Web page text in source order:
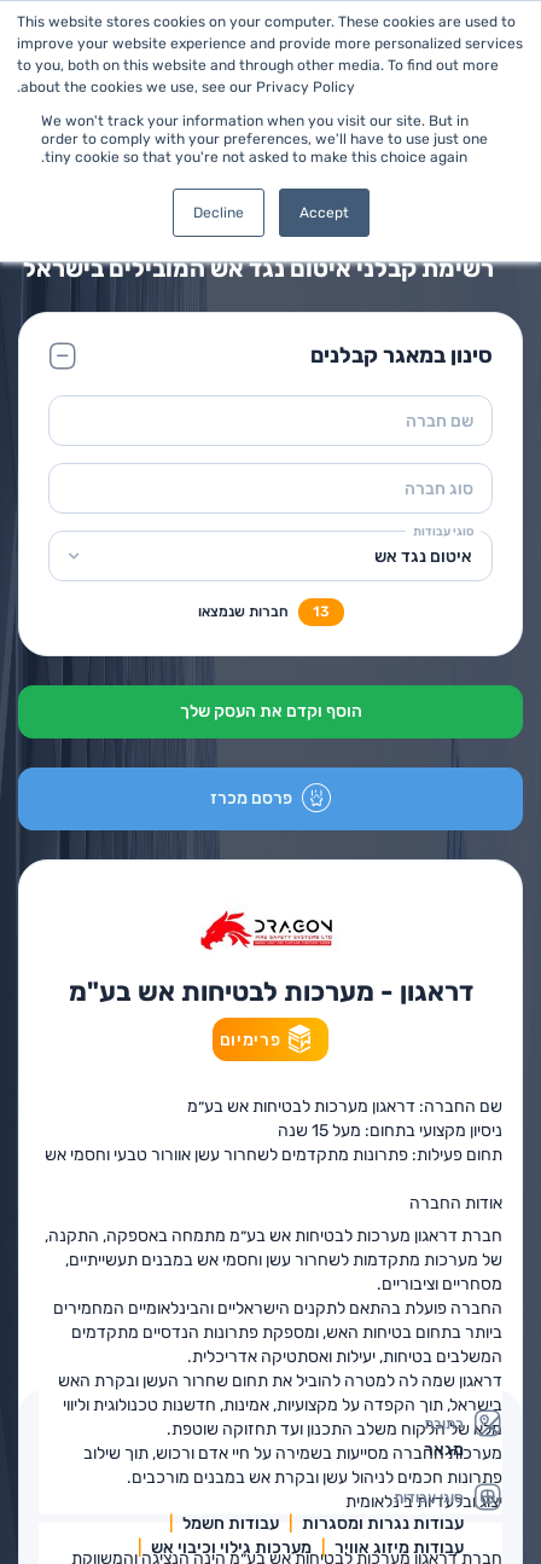
This website stores cookies on your computer. These cookies are used to
improve your website experience and provide more personalized services
to you, both on this website and through other media. To find out more
about the cookies we use, see our Privacy Policy.
We won't track your information when you visit our site. But in
order to comply with your preferences, we'll have to use just one
tiny cookie so that you're not asked to make this choice again.
Accept
Decline
איטום נגד אש
מאגר קבלני איטום נגד אש
רשימת קבלני איטום נגד אש המובילים בישראל
סינון במאגר קבלנים
שם חברה
סוג חברה
סוגי עבודות
איטום נגד אש
13 חברות שנמצאו
הוסף וקדם את העסק שלך
פרסם מכרז
דראגון - מערכות לבטיחות אש בע"מ
פרימיום
שם החברה: דראגון מערכות לבטיחות אש בע״מ
ניסיון מקצועי בתחום: מעל 15 שנה
תחום פעילות: פתרונות מתקדמים לשחרור עשן אוורור טבעי וחסמי אש
אודות החברה
חברתדראגון מערכות לבטיחות אש בע״מ מתמחה באספקה, התקנה,
של מערכות מתקדמות לשחרור עשן וחסמי אש במבנים תעשייתיים,
מסחריים וציבוריים.
החברה פועלת בהתאם לתקנים הישראליים והבינלאומיים המחמירים
ביותר בתחום בטיחות האש, ומספקת פתרונות הנדסיים מתקדמים
המשלבים בטיחות, יעילות ואסתטיקה אדריכלית.
דראגון שמה לה למטרה להוביל את תחום שחרור העשן ובקרת האש
בישראל, תוך הקפדה על מקצועיות, אמינות, חדשנות טכנולוגית וליווי
מלא של הלקוח משלב התכנון ועד תחזוקה שוטפת.
מערכות החברה מסייעות בשמירה על חיי אדם ורכוש, תוך שילוב
פתרונות חכמים לניהול עשן ובקרת אש במבנים מורכבים.
יצוג ובלעדיות בינלאומית
חברתדראגון מערכות לבטיחות אש בע״מהינה הנציגה והמשווקת
כתובת
מגאר
סוגי עבודות
עבודות נגרות ומסגרות
עבודות חשמל
עבודות מיזוג אוויר
מערכות גילוי וכיבוי אש